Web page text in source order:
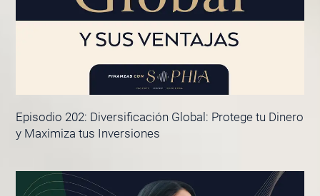
Episodio 202: Diversificación Global: Protege tu Dinero
y Maximiza tus Inversiones